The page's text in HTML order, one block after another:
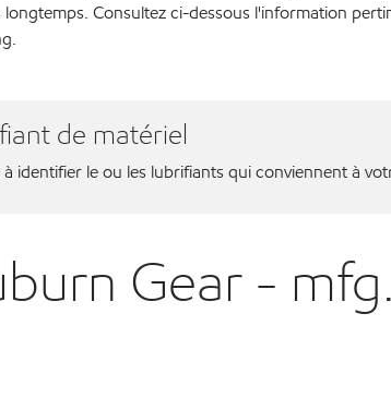
Consultez ci-dessous l'information
de matériel
identifier le ou les lubrifiants qui conviennent à
Gear -